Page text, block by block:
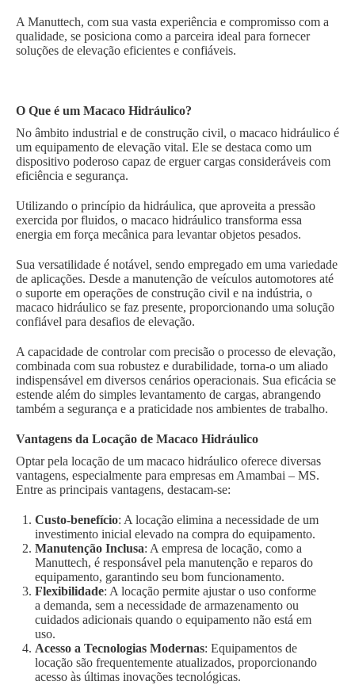
A Manuttech, com sua vasta experiência e compromisso com a
qualidade, se posiciona como a parceira ideal para fornecer
soluções de elevação eficientes e confiáveis.
O Que é um Macaco Hidráulico?
No âmbito industrial e de construção civil, o macaco hidráulico é
um equipamento de elevação vital. Ele se destaca como um
dispositivo poderoso capaz de erguer cargas consideráveis com
eficiência e segurança.
Utilizando o princípio da hidráulica, que aproveita a pressão
exercida por fluidos, o macaco hidráulico transforma essa
energia em força mecânica para levantar objetos pesados.
Sua versatilidade é notável, sendo empregado em uma variedade
de aplicações. Desde a manutenção de veículos automotores até
o suporte em operações de construção civil e na indústria, o
macaco hidráulico se faz presente, proporcionando uma solução
confiável para desafios de elevação.
A capacidade de controlar com precisão o processo de elevação,
combinada com sua robustez e durabilidade, torna-o um aliado
indispensável em diversos cenários operacionais. Sua eficácia se
estende além do simples levantamento de cargas, abrangendo
também a segurança e a praticidade nos ambientes de trabalho.
Vantagens da Locação de Macaco Hidráulico
Optar pela locação de um macaco hidráulico oferece diversas
vantagens, especialmente para empresas em Amambai – MS.
Entre as principais vantagens, destacam-se:
Custo-benefício: A locação elimina a necessidade de um
investimento inicial elevado na compra do equipamento.
Manutenção Inclusa: A empresa de locação, como a
Manuttech, é responsável pela manutenção e reparos do
equipamento, garantindo seu bom funcionamento.
Flexibilidade: A locação permite ajustar o uso conforme
a demanda, sem a necessidade de armazenamento ou
cuidados adicionais quando o equipamento não está em
uso.
Acesso a Tecnologias Modernas: Equipamentos de
locação são frequentemente atualizados, proporcionando
acesso às últimas inovações tecnológicas.